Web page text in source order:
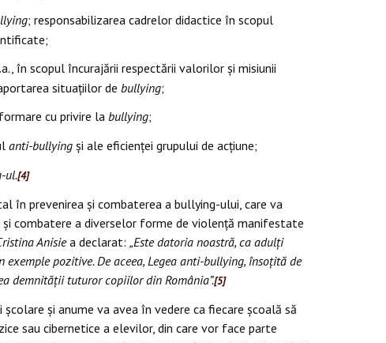
; responsabilizarea cadrelor didactice în scopul
în scopul încurajării respectării valorilor și misiunii
situațiilor de bullying;
cu privire la bullying;
anti-bullying și ale eficienței grupului de acțiune;
ul.[4]
în prevenirea și combaterea a bullying-ului, care va
combatere a diverselor forme de violență manifestate
Anisiea declarat: „Este datoria noastră, ca adulți
pozitive. De aceea, Legea anti-bullying, însoțită de
demnității tuturor copiilor din România”.[5]
și anume va avea în vedere ca fiecare şcoală să
sau cibernetice a elevilor, din care vor face parte